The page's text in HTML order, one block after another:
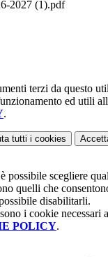
2027 (1).pdf
terzi da questo
ed utili
.
tutti i cookies
possibile scegliere
quelli che
disabilitarli.
i cookie necessari
POLICY.